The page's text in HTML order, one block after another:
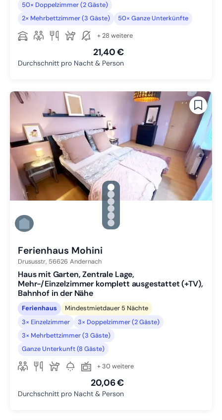
50× Doppelzimmer (2 Gäste)
2× Mehrbettzimmer (3 Gäste)
50× Ganze Unterkünfte
+ 28 weitere
21,40 €
Durchschnitt pro Nacht & Person
gallery.slide_selector
Zu Slide 1 wechseln
Zu Slide 2 wechseln
Zu Slide 3 wechseln
Zu Slide 4 wechseln
Zu Slide 5 wechseln
Zu Slide 6 wechseln
Ferienhaus Mohini
Drususstr, 56626 Andernach
Haus mit Garten, Zentrale Lage,
Mehr-/Einzelzimmer komplett ausgestattet (+TV),
Bahnhof in der Nähe
Ferienhaus
Mindestmietdauer 5 Nächte
3× Einzelzimmer
3× Doppelzimmer (2 Gäste)
3× Mehrbettzimmer (3 Gäste)
Ganze Unterkunft (8 Gäste)
+ 30 weitere
20,06 €
Durchschnitt pro Nacht & Person